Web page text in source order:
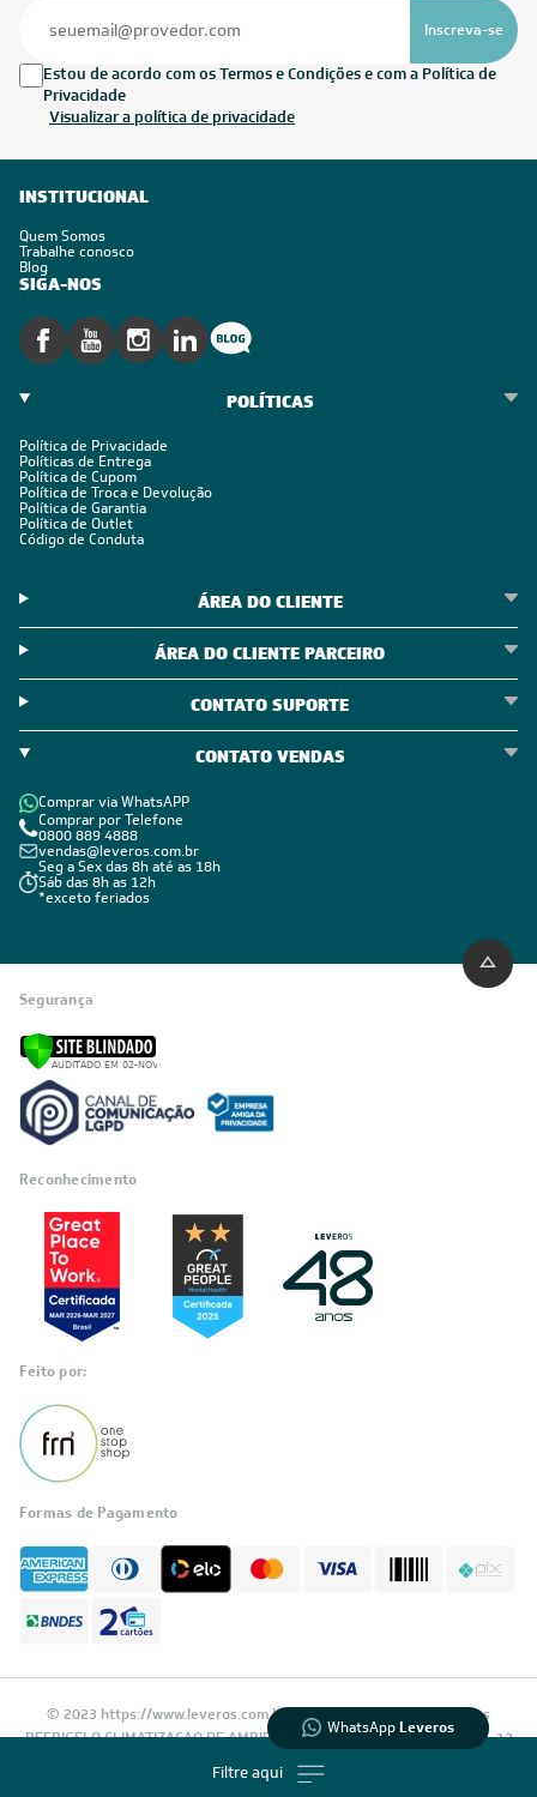
Filtre aqui
Inscreva-se
Estou de acordo com os Termos e Condições e com a Política de
Privacidade
Visualizar a política de privacidade
INSTITUCIONAL
Quem Somos
Trabalhe conosco
Blog
SIGA-NOS
POLÍTICAS
Política de Privacidade
Políticas de Entrega
Política de Cupom
Política de Troca e Devolução
Política de Garantia
Política de Outlet
Código de Conduta
ÁREA DO CLIENTE
ÁREA DO CLIENTE PARCEIRO
CONTATO SUPORTE
CONTATO VENDAS
Comprar via WhatsAPP
Comprar por Telefone
0800 889 4888
vendas@leveros.com.br
Seg a Sex das 8h até as 18h
Sáb das 8h as 12h
*exceto feriados
Segurança
Reconhecimento
Feito por:
Formas de Pagamento
© 2023 https://www.leveros.com.br Todos os diretitos reservados
REFRIGELO CLIMATIZACAO DE AMBIENTES S.A. CNPJ: 61.502.324/0001-12
WhatsAppLeveros
Fale com a LIA